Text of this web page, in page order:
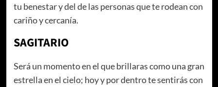
tu benestar y del de las personas que te rodean con
cariño y cercanía.
SAGITARIO
Será un momento en el que brillaras como una gran
estrella en el cielo; hoy y por dentro te sentirás con